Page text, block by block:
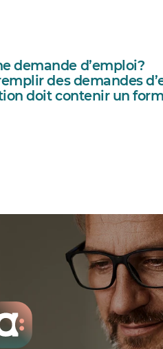
demande d’emploi?
des demandes
doit contenir un
notre modèle de